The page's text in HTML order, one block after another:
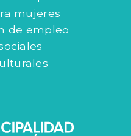
mujeres
de empleo